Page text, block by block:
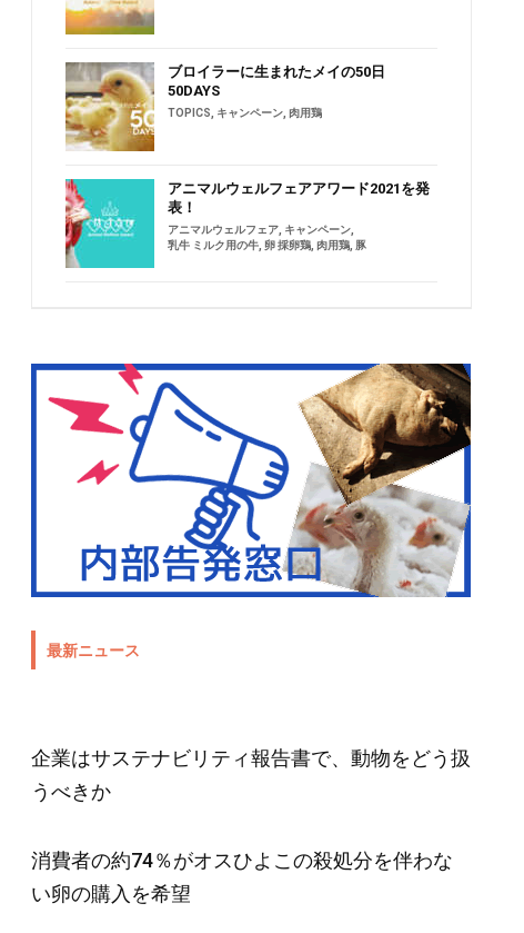
ブロイラーに生まれたメイの50日
50DAYS
TOPICS キャンペーン ,肉用鶏
アニマルウェルフェアアワード2021を発
表！
アニマルウェルフェア キャンペーン
乳牛 ミルク用の牛 卵 採卵鶏 ,肉用鶏 豚
最新ニュース
企業はサステナビリティ報告書で、動物をどう扱
うべきか
消費者の約74％がオスひよこの殺処分を伴わな
い卵の購入を希望